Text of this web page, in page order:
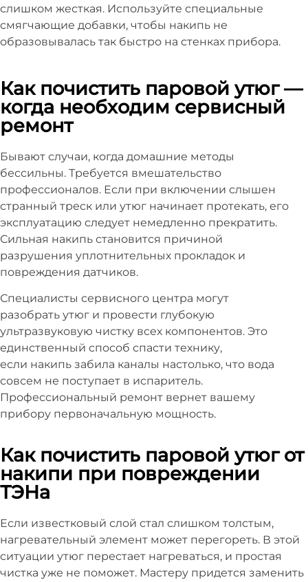
слишком жесткая. Используйте специальные
смягчающие добавки, чтобы накипь не
образовывалась так быстро на стенках прибора.
Как почистить паровой утюг —
когда необходим сервисный
ремонт
Бывают случаи, когда домашние методы
бессильны. Требуется вмешательство
профессионалов. Если при включении слышен
странный треск или утюг начинает протекать, его
эксплуатацию следует немедленно прекратить.
Сильная накипь становится причиной
разрушения уплотнительных прокладок и
повреждения датчиков.
Специалисты сервисного центра могут
разобрать утюг и провести глубокую
ультразвуковую чистку всех компонентов. Это
единственный способ спасти технику,
если накипь забила каналы настолько, что вода
совсем не поступает в испаритель.
Профессиональный ремонт вернет вашему
прибору первоначальную мощность.
Как почистить паровой утюг от
накипи при повреждении
ТЭНа
Если известковый слой стал слишком толстым,
нагревательный элемент может перегореть. В этой
ситуации утюг перестает нагреваться, и простая
чистка уже не поможет. Мастеру придется заменить